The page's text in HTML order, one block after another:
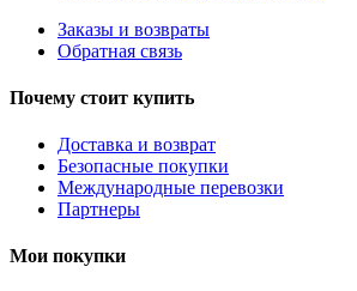
Заказы и возвраты
Обратная связь
Почему стоит купить
Доставка и возврат
Безопасные покупки
Международные перевозки
Партнеры
Мои покупки